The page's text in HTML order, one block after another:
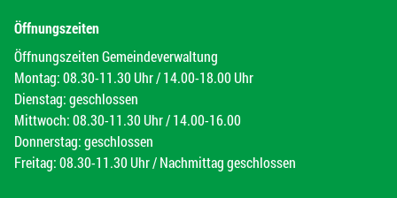
Öffnungszeiten
Öffnungszeiten Gemeindeverwaltung
Montag: 08.30-11.30 Uhr / 14.00-18.00 Uhr
Dienstag: geschlossen
Mittwoch: 08.30-11.30 Uhr / 14.00-16.00
Donnerstag: geschlossen
Freitag: 08.30-11.30 Uhr / Nachmittag geschlossen